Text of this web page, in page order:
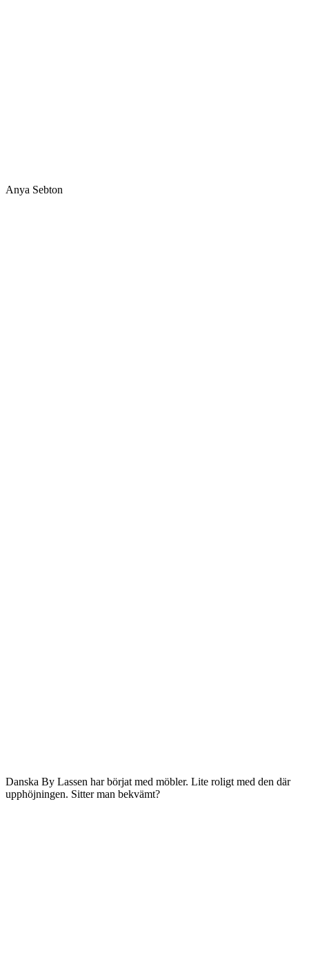
Anya Sebton
Danska By Lassen har börjat med möbler. Lite roligt med den där
upphöjningen. Sitter man bekvämt?